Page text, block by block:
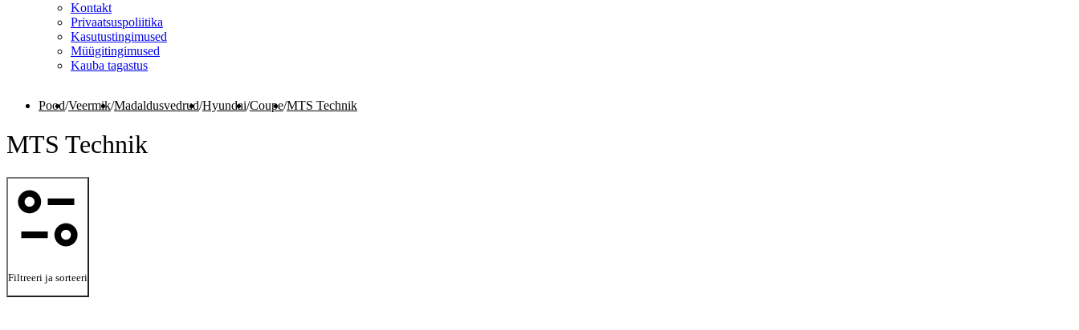
Kontakt
Privaatsuspoliitika
Kasutustingimused
Müügitingimused
Kauba tagastus
Pood/Veermik/Madaldusvedrud/Hyundai/Coupe/MTS Technik
MTS Technik
Filtreeri ja sorteeri